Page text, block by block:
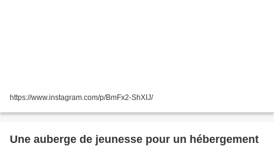
https://www.instagram.com/p/BmFx2-ShXIJ/
Une auberge de jeunesse pour un hébergement